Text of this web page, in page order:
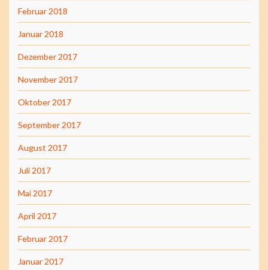
Februar 2018
Januar 2018
Dezember 2017
November 2017
Oktober 2017
September 2017
August 2017
Juli 2017
Mai 2017
April 2017
Februar 2017
Januar 2017